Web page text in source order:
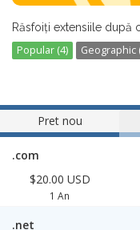
Răsfoiți extensiile după
Popular (4) Geographic
Pret nou
.com
$20.00 USD
1 An
.net